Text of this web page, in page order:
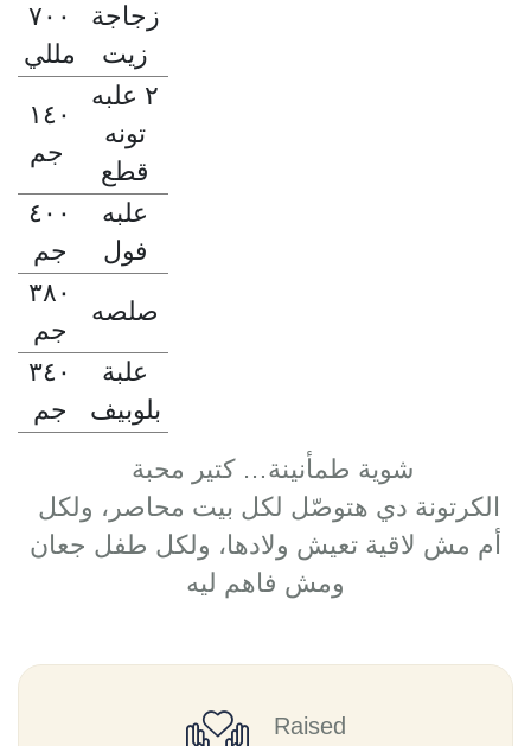
٧٠٠
مللي
زجاجة
زيت
١٤٠
٢ علبه
تونه
قطع
٤٠٠
جم
علبه
فول
٣٨٠
جم
صلصه
٣٤٠
جم
علبة
بلوبيف
شوية طمأنينة… كتير محبة
أم مش لاقية تعيش ولادها، ولكل طفل جعان
ومش فاهم ليه
Raised